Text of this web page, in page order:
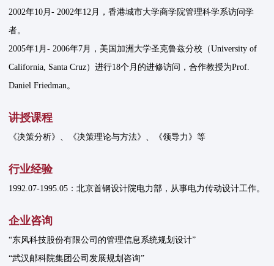
2002年10月- 2002年12月，香港城市大学商学院管理科学系访问学
者。
2005年1月- 2006年7月，美国加洲大学圣克鲁兹分校（University of
California, Santa Cruz）进行18个月的进修访问，合作教授为Prof.
Daniel Friedman。
讲授课程
《决策分析》、《决策理论与方法》、《领导力》等
行业经验
1992.07-1995.05：北京首钢设计院电力部，从事电力传动设计工作。
企业咨询
“东风科技股份有限公司的管理信息系统规划设计”
“武汉邮科院集团公司发展规划咨询”